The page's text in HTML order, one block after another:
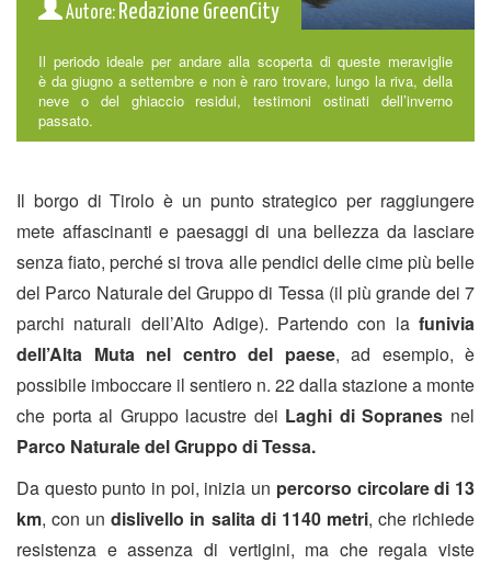
Autore: Redazione GreenCity
Il periodo ideale per andare alla scoperta di queste meraviglie
è da giugno a settembre e non è raro trovare, lungo la riva, della
neve o del ghiaccio residui, testimoni ostinati dell’inverno
passato.
Il borgo di Tirolo è un punto strategico per raggiungere
mete affascinanti e paesaggi di una bellezza da lasciare
senza fiato, perché si trova alle pendici delle cime più belle
del Parco Naturale del Gruppo di Tessa (il più grande dei 7
parchi naturali dell’Alto Adige). Partendo con la funivia
dell’Alta Muta nel centro del paese, ad esempio, è
possibile imboccare il sentiero n. 22 dalla stazione a monte
che porta al Gruppo lacustre dei Laghi di Sopranes nel
Parco Naturale del Gruppo di Tessa.
Da questo punto in poi, inizia un percorso circolare di 13
km, con un dislivello in salita di 1140 metri, che richiede
resistenza e assenza di vertigini, ma che regala viste